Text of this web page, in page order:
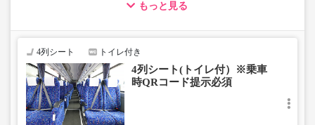
される場合がございます。
います。
お手数をおかけいたしますが、エラー表示が出た場合は、
たします。
もっと見る
4列シート トイレ付き
4列シート(トイレ付）※乗車
時QRコード提示必須